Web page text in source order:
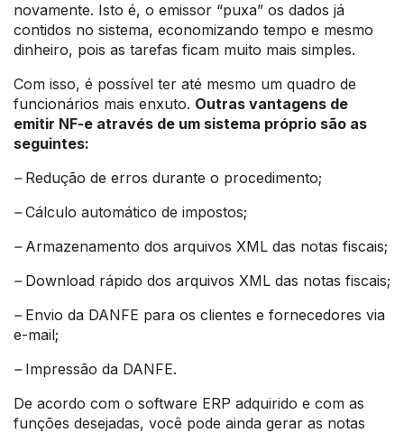
novamente. Isto é, o emissor “puxa” os dados já
contidos no sistema, economizando tempo e mesmo
dinheiro, pois as tarefas ficam muito mais simples.
Com isso, é possível ter até mesmo um quadro de
funcionários mais enxuto. Outras vantagens de
emitir NF-e através de um sistema próprio são as
seguintes:
– Redução de erros durante o procedimento;
–Cálculo automático de impostos;
– Armazenamento dos arquivos XML das notas fiscais;
– Download rápido dos arquivos XML das notas fiscais;
– Envio da DANFE para os clientes e fornecedores via
e-mail;
– Impressão da DANFE.
De acordo com o software ERP adquirido e com as
funções desejadas, você pode ainda gerar as notas